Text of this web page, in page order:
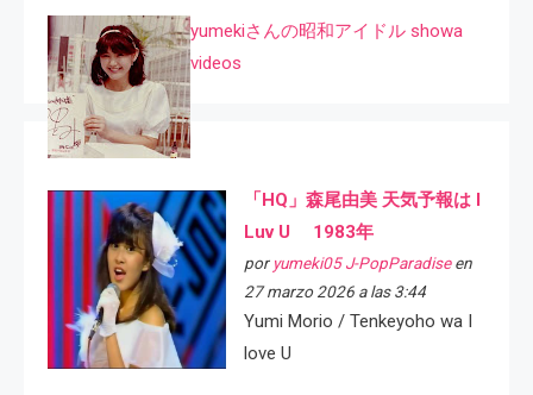
yumekiさんの昭和アイドル showa
videos
「HQ」森尾由美 天気予報は I
Luv U 1983年
por yumeki05 J-PopParadiseen
27 marzo 2026 a las 3:44
Yumi Morio / Tenkeyoho wa I
love U